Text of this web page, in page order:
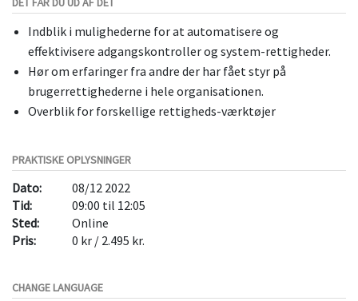
Indblik i mulighederne for at automatisere og
effektivisere adgangskontroller og system-rettigheder.
Hør om erfaringer fra andre der har fået styr på
brugerrettighederne i hele organisationen.
Overblik for forskellige rettigheds-værktøjer
PRAKTISKE OPLYSNINGER
Dato:
08/12 2022
Tid:
09:00 til 12:05
Sted:
Online
Pris:
0 kr / 2.495 kr.
CHANGE LANGUAGE